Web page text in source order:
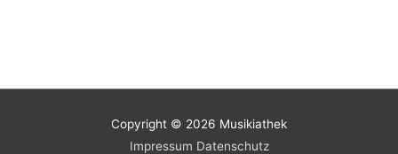
Copyright © 2026 Musikiathek
Impressum Datenschutz